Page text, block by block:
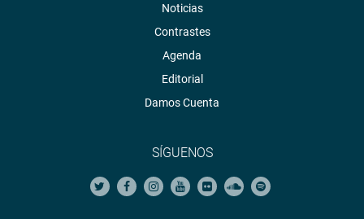
Noticias
Contrastes
Agenda
Editorial
Damos Cuenta
SÍGUENOS